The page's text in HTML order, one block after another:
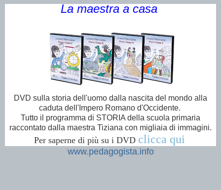
La maestra a casa
DVD sulla storia dell'uomo dalla nascita del mondo alla
caduta dell'Impero Romano d'Occidente.
Tutto il programma di STORIA della scuola primaria
raccontato dalla maestra Tiziana con migliaia di immagini.
Per saperne di più su i DVD clicca qui
www.pedagogista.info